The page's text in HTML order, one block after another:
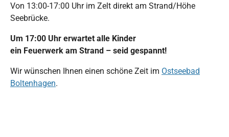
Von 13:00-17:00 Uhr im Zelt direkt am Strand/Höhe
Seebrücke.
Um 17:00 Uhr erwartet alle Kinder
ein Feuerwerk am Strand – seid gespannt!
Wir wünschen Ihnen einen schöne Zeit im Ostseebad
Boltenhagen.